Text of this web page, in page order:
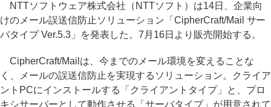
NTTソフトウェア株式会社（NTTソフト）は14日、企業向
けのメール誤送信防止ソリューション「CipherCraft/Mail サー
バタイプ Ver.5.3」を発表した。7月16日より販売開始する。
CipherCraft/Mailは、今までのメール環境を変えることな
く、メールの誤送信防止を実現するソリューション。クライア
ントPCにインストールする「クライアントタイプ」と、プロ
キシサーバーとして動作させる「サーバタイプ」が用意されて